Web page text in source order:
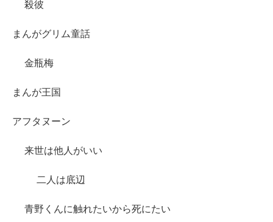
殺彼
まんがグリム童話
金瓶梅
まんが王国
アフタヌーン
来世は他人がいい
二人は底辺
青野くんに触れたいから死にたい